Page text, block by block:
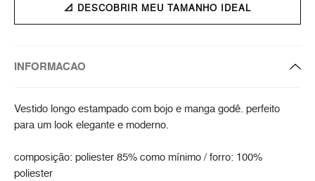
📐 DESCOBRIR MEU TAMANHO IDEAL
INFORMACAO
Vestido longo estampado com bojo e manga godê. perfeito
para um look elegante e moderno.
composição: poliester 85% como mínimo / forro: 100%
poliester